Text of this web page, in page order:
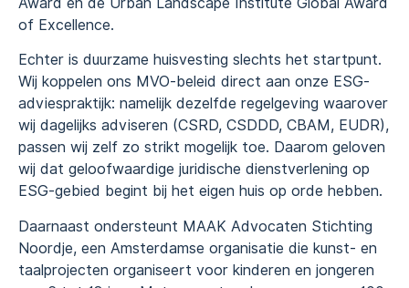
of Excellence.
Echter is duurzame huisvesting slechts het startpunt.
Wij koppelen ons MVO-beleid direct aan onze ESG-
adviespraktijk: namelijk dezelfde regelgeving waarover
wij dagelijks adviseren (CSRD, CSDDD, CBAM, EUDR),
passen wij zelf zo strikt mogelijk toe. Daarom geloven
wij dat geloofwaardige juridische dienstverlening op
ESG-gebied begint bij het eigen huis op orde hebben.
Daarnaast ondersteunt MAAK Advocaten Stichting
Noordje, een Amsterdamse organisatie die kunst- en
taalprojecten organiseert voor kinderen en jongeren